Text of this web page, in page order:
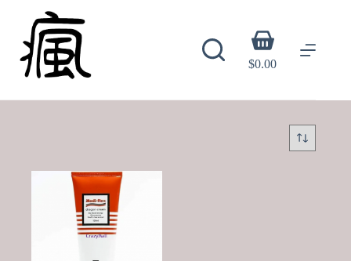
content
Shopping
cart
$0.00